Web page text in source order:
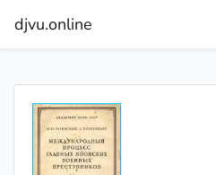
djvu.online